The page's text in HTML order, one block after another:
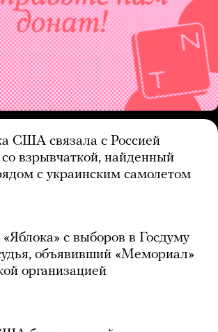
США связала с Россией
взрывчаткой, найденный
с украинским самолетом
с выборов в Госдуму
объявивший «Мемориал»
организацией